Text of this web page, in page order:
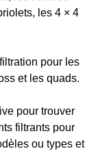
les 4 × 4
pour les
et les quads.
pour trouver
filtrants pour
ou types et